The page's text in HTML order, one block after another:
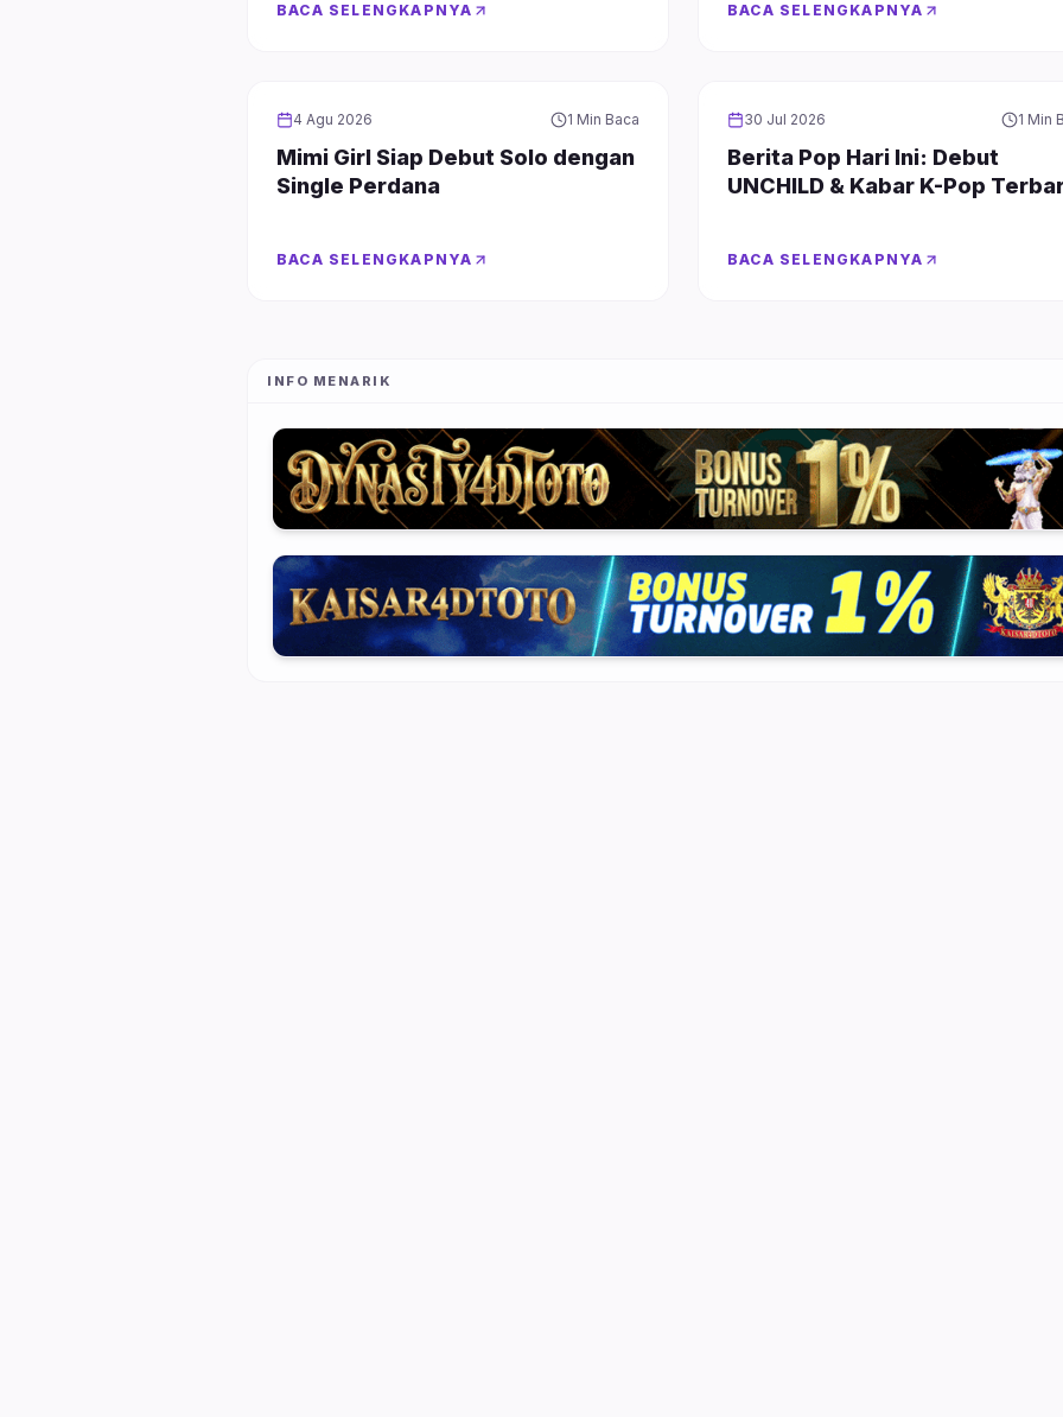
BACA SELENGKAPNYA BACA SELENGKAPNYA
GIRL GROUP
4 Agu 2026 1 Min Baca
Mimi Girl Siap Debut Solo dengan
Single Perdana
BACA SELENGKAPNYA
GIRL GROUP
30 Jul 2026 1 Min
Berita Pop Hari Ini: Debut
UNCHILD & Kabar K-Pop
BACA SELENGKAPNYA
INFO MENARIK